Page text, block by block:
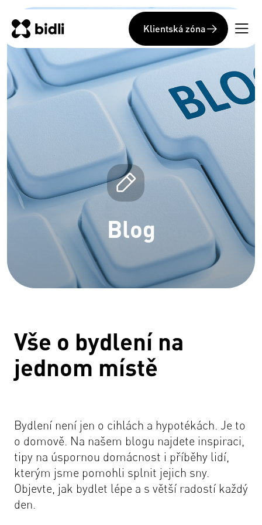
Klientská zóna
Blog
Vše o bydlení na
jednom místě
Bydlení není jen o cihlách a hypotékách. Je to
o domově. Na našem blogu najdete inspiraci,
tipy na úspornou domácnost i příběhy lidí,
kterým jsme pomohli splnit jejich sny.
Objevte, jak bydlet lépe a s větší radostí každý
den.